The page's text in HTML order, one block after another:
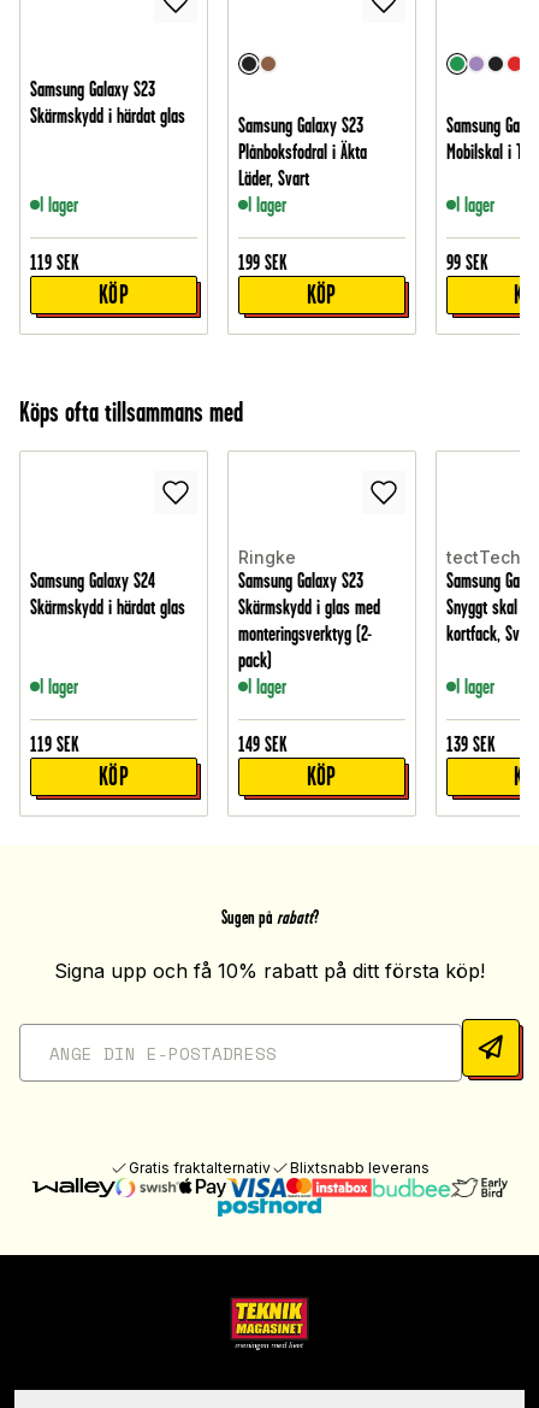
Samsung Galaxy S23
Skärmskydd i härdat glas
I lager
119 SEK
KÖP
Samsung Galaxy S23
Plånboksfodral i Äkta
Läder, Svart
I lager
199 SEK
KÖP
Samsung
Mobilskal i
I lager
99 SEK
Köps ofta tillsammans med
Samsung Galaxy S24
Skärmskydd i härdat glas
I lager
119 SEK
KÖP
Ringke
Samsung Galaxy S23
Skärmskydd i glas med
monteringsverktyg (2-
pack)
I lager
149 SEK
KÖP
tectTech
Samsung
Snyggt skal
kortfack, Svart
I lager
139 SEK
Sugen på rabatt?
Signa upp och få 10% rabatt på ditt första köp!
Gratis fraktalternativ Blixtsnabb leverans